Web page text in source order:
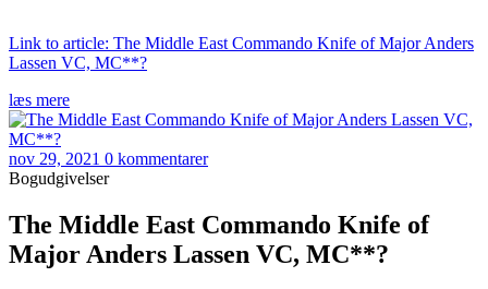
Link to article: The Middle East Commando Knife of Major Anders
Lassen VC, MC**?
læs mere
nov 29, 2021 0 kommentarer
Bogudgivelser
The Middle East Commando Knife of
Major Anders Lassen VC, MC**?